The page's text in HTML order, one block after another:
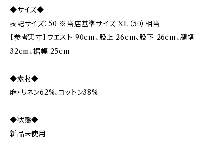
◆サイズ◆
表記サイズ：50 ※当店基準サイズ XL（50）相当
【参考実寸】ウエスト 90cm、股上 26cm、股下 26cm、腿幅
32cm、裾幅 25cm
◆素材◆
麻・リネン62%、コットン38%
◆状態◆
新品未使用